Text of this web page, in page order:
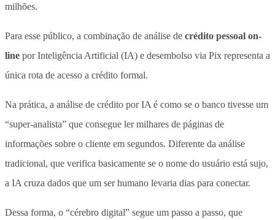
milhões.
Para esse público, a combinação de análise de crédito pessoal on-
line por Inteligência Artificial (IA) e desembolso via Pix representa a
única rota de acesso a crédito formal.
Na prática, a análise de crédito por IA é como se o banco tivesse um
“super-analista” que consegue ler milhares de páginas de
informações sobre o cliente em segundos. Diferente da análise
tradicional, que verifica basicamente se o nome do usuário está sujo,
a IA cruza dados que um ser humano levaria dias para conectar.
Dessa forma, o “cérebro digital” segue um passo a passo, que